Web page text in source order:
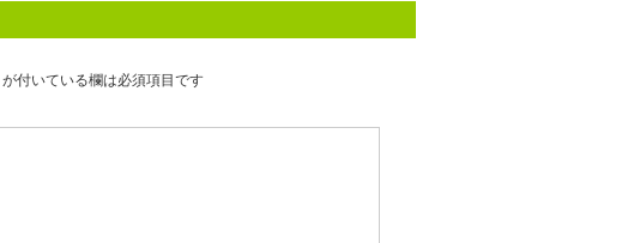
が付いている欄は必須項目です